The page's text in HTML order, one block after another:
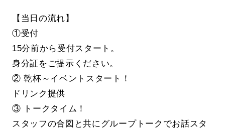
【当日の流れ】
①受付
15分前から受付スタート。
身分証をご提示ください。
② 乾杯～イベントスタート！
ドリンク提供
③ トークタイム！
スタッフの合図と共にグループトークでお話スタ